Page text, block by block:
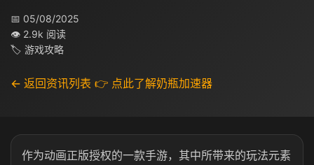
📅 05/08/2025
👁 2.9k 阅读
🏷 游戏攻略
← 返回资讯列表 👉 点此了解奶瓶加速器
作为动画正版授权的一款手游，其中所带来的玩法元素